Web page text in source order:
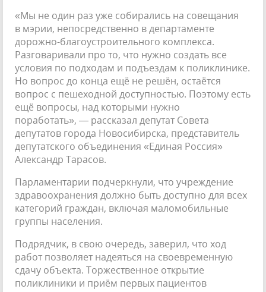
«Мы не один раз уже собирались на совещания
в мэрии, непосредственно в департаменте
дорожно-благоустроительного комплекса.
Разговаривали про то, что нужно создать все
условия по подходам и подъездам к поликлинике.
Но вопрос до конца ещё не решён, остаётся
вопрос с пешеходной доступностью. Поэтому есть
ещё вопросы, над которыми нужно
поработать», — рассказал депутат Совета
депутатов города Новосибирска, представитель
депутатского объединения «Единая Россия»
Александр Тарасов.
Парламентарии подчеркнули, что учреждение
здравоохранения должно быть доступно для всех
категорий граждан, включая маломобильные
группы населения.
Подрядчик, в свою очередь, заверил, что ход
работ позволяет надеяться на своевременную
сдачу объекта. Торжественное открытие
поликлиники и приём первых пациентов